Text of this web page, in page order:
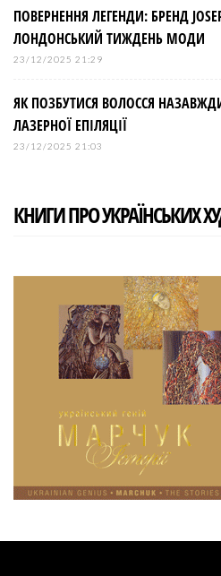
ПОВЕРНЕННЯ ЛЕГЕНДИ: БРЕНД
ЛОНДОНСЬКИЙ ТИЖДЕНЬ МОДИ
23/12/2025 21:29
ЯК ПОЗБУТИСЯ ВОЛОССЯ
ЛАЗЕРНОЇ ЕПІЛЯЦІЇ
23/12/2025 21:03
КНИГИ ПРО УКРАЇНСЬКИХ